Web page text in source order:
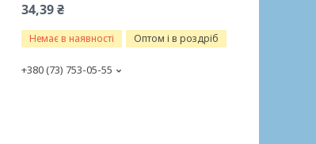
34,39 ₴
Немає в наявності Оптом і в роздріб
+380 (73) 753-05-55